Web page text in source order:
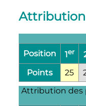
Position
1er
Points
25
Attribution des